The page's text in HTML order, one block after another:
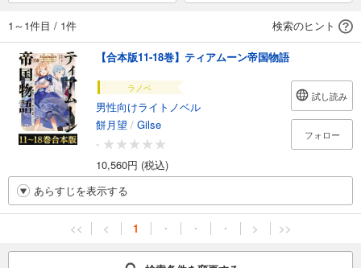
1～1件目 / 1件 検索のヒント
【合本版11-18巻】ティアムーン帝国物語
ラノベ
男性向けライトノベル
餅月望 / Gilse
-
10,560円 (税込)
試し読み
フォロー
あらすじを表示する
<< < 1 ・ ・ ・ > >>